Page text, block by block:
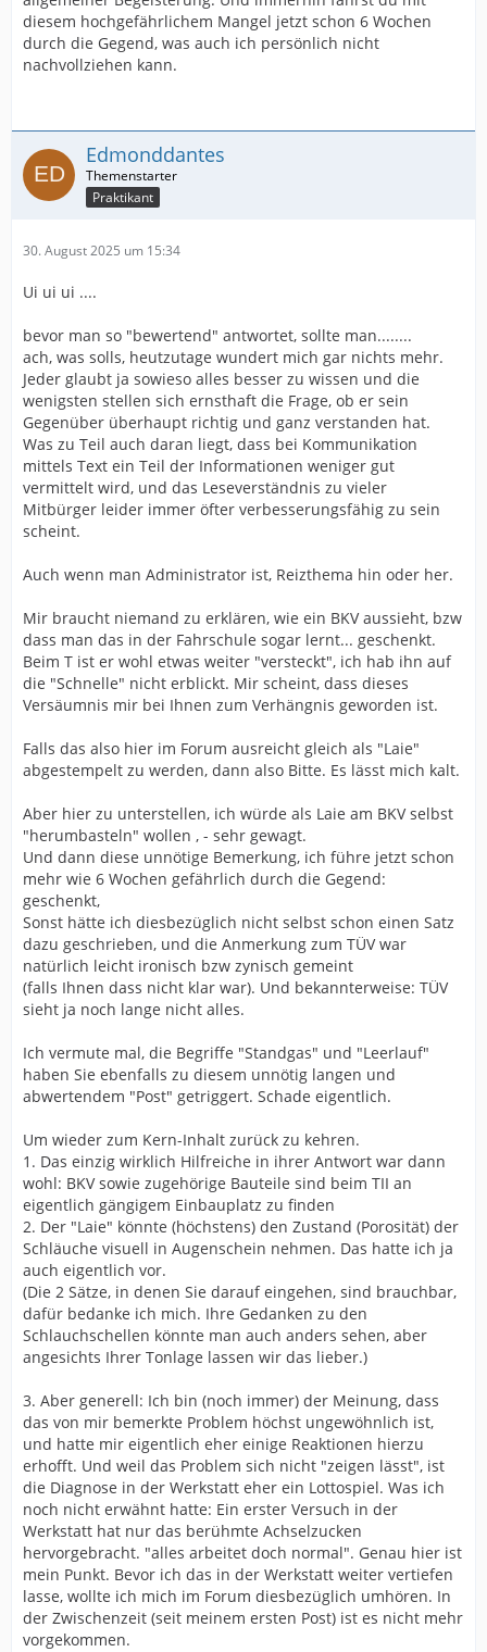
diesem hochgefährlichem Mangel jetzt schon 6 Wochen
durch die Gegend, was auch ich persönlich nicht
nachvollziehen kann.
Edmonddantes
Praktikant
30. August 2025 um 15:34
Ui ui ui ....
bevor man so "bewertend" antwortet, sollte man........
ach, was solls, heutzutage wundert mich gar nichts mehr.
Jeder glaubt ja sowieso alles besser zu wissen und die
wenigsten stellen sich ernsthaft die Frage, ob er sein
Gegenüber überhaupt richtig und ganz verstanden hat.
Was zu Teil auch daran liegt, dass bei Kommunikation
mittels Text ein Teil der Informationen weniger gut
vermittelt wird, und das Leseverständnis zu vieler
Mitbürger leider immer öfter verbesserungsfähig zu sein
scheint.
Auch wenn man Administrator ist, Reizthema hin oder her.
Mir braucht niemand zu erklären, wie ein BKV aussieht, bzw
dass man das in der Fahrschule sogar lernt... geschenkt.
Beim T ist er wohl etwas weiter "versteckt", ich hab ihn auf
die "Schnelle" nicht erblickt. Mir scheint, dass dieses
Versäumnis mir bei Ihnen zum Verhängnis geworden ist.
Falls das also hier im Forum ausreicht gleich als "Laie"
abgestempelt zu werden, dann also Bitte. Es lässt mich kalt.
Aber hier zu unterstellen, ich würde als Laie am BKV selbst
"herumbasteln" wollen , - sehr gewagt.
Und dann diese unnötige Bemerkung, ich führe jetzt schon
mehr wie 6 Wochen gefährlich durch die Gegend:
geschenkt,
Sonst hätte ich diesbezüglich nicht selbst schon einen Satz
dazu geschrieben, und die Anmerkung zum TÜV war
natürlich leicht ironisch bzw zynisch gemeint
(falls Ihnen dass nicht klar war). Und bekannterweise: TÜV
sieht ja noch lange nicht alles.
Ich vermute mal, die Begriffe "Standgas" und "Leerlauf"
haben Sie ebenfalls zu diesem unnötig langen und
abwertendem "Post" getriggert. Schade eigentlich.
Um wieder zum Kern-Inhalt zurück zu kehren.
1. Das einzig wirklich Hilfreiche in ihrer Antwort war dann
wohl: BKV sowie zugehörige Bauteile sind beim TII an
eigentlich gängigem Einbauplatz zu finden
2. Der "Laie" könnte (höchstens) den Zustand (Porosität) der
Schläuche visuell in Augenschein nehmen. Das hatte ich ja
auch eigentlich vor.
(Die 2 Sätze, in denen Sie darauf eingehen, sind brauchbar,
dafür bedanke ich mich. Ihre Gedanken zu den
Schlauchschellen könnte man auch anders sehen, aber
angesichts Ihrer Tonlage lassen wir das lieber.)
3. Aber generell: Ich bin (noch immer) der Meinung, dass
das von mir bemerkte Problem höchst ungewöhnlich ist,
und hatte mir eigentlich eher einige Reaktionen hierzu
erhofft. Und weil das Problem sich nicht "zeigen lässt", ist
die Diagnose in der Werkstatt eher ein Lottospiel. Was ich
noch nicht erwähnt hatte: Ein erster Versuch in der
Werkstatt hat nur das berühmte Achselzucken
hervorgebracht. "alles arbeitet doch normal". Genau hier ist
mein Punkt. Bevor ich das in der Werkstatt weiter vertiefen
lasse, wollte ich mich im Forum diesbezüglich umhören. In
der Zwischenzeit (seit meinem ersten Post) ist es nicht mehr
vorgekommen.